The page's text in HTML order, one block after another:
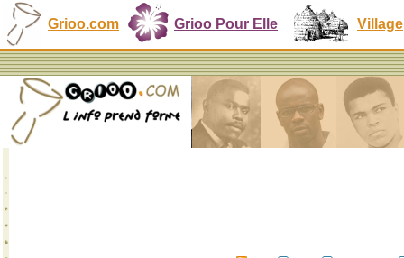
Grioo.com Grioo Pour Elle Village